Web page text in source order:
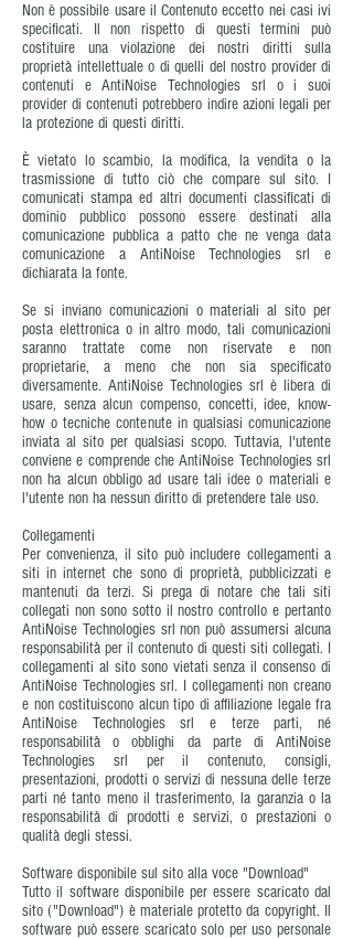
Non è possibile usare il Contenuto eccetto nei casi ivi
specificati. Il non rispetto di questi termini può
costituire una violazione dei nostri diritti sulla
proprietà intellettuale o di quelli del nostro provider di
contenuti e AntiNoise Technologies srl o i suoi
provider di contenuti potrebbero indire azioni legali per
la protezione di questi diritti.
È vietato lo scambio, la modifica, la vendita o la
trasmissione di tutto ciò che compare sul sito. I
comunicati stampa ed altri documenti classificati di
dominio pubblico possono essere destinati alla
comunicazione pubblica a patto che ne venga data
comunicazione a AntiNoise Technologies srl e
dichiarata la fonte.
Se si inviano comunicazioni o materiali al sito per
posta elettronica o in altro modo, tali comunicazioni
saranno trattate come non riservate e non
proprietarie, a meno che non sia specificato
diversamente. AntiNoise Technologies srl è libera di
usare, senza alcun compenso, concetti, idee, know-
how o tecniche contenute in qualsiasi comunicazione
inviata al sito per qualsiasi scopo. Tuttavia, l'utente
conviene e comprende che AntiNoise Technologies srl
non ha alcun obbligo ad usare tali idee o materiali e
l'utente non ha nessun diritto di pretendere tale uso.
Collegamenti
Per convenienza, il sito può includere collegamenti a
siti in internet che sono di proprietà, pubblicizzati e
mantenuti da terzi. Si prega di notare che tali siti
collegati non sono sotto il nostro controllo e pertanto
AntiNoise Technologies srl non può assumersi alcuna
responsabilità per il contenuto di questi siti collegati. I
collegamenti al sito sono vietati senza il consenso di
AntiNoise Technologies srl. I collegamenti non creano
e non costituiscono alcun tipo di affiliazione legale fra
AntiNoise Technologies srl e terze parti, né
responsabilità o obblighi da parte di AntiNoise
Technologies srl per il contenuto, consigli,
presentazioni, prodotti o servizi di nessuna delle terze
parti né tanto meno il trasferimento, la garanzia o la
responsabilità di prodotti e servizi, o prestazioni o
qualità degli stessi.
Software disponibile sul sito alla voce "Download"
Tutto il software disponibile per essere scaricato dal
sito ("Download") è materiale protetto da copyright. Il
software può essere scaricato solo per uso personale